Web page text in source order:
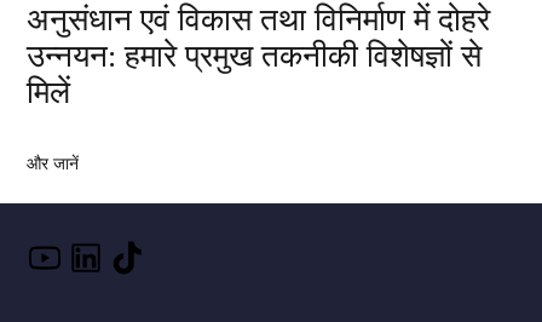
अनुसंधान एवं विकास तथा विनिर्माण में दोहरे
उन्नयन: हमारे प्रमुख तकनीकी विशेषज्ञों से
मिलें
और जानें